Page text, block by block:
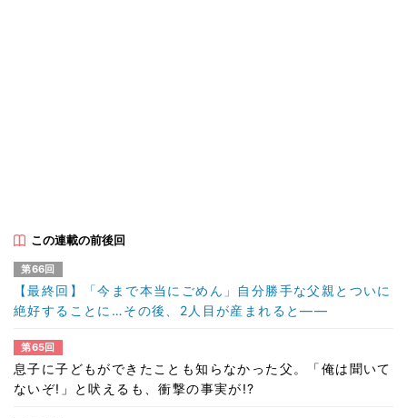
この連載の前後回
第66回
【最終回】「今まで本当にごめん」自分勝手な父親とついに
絶好することに…その後、2人目が産まれると――
第65回
息子に子どもができたことも知らなかった父。「俺は聞いて
ないぞ!」と吠えるも、衝撃の事実が!?